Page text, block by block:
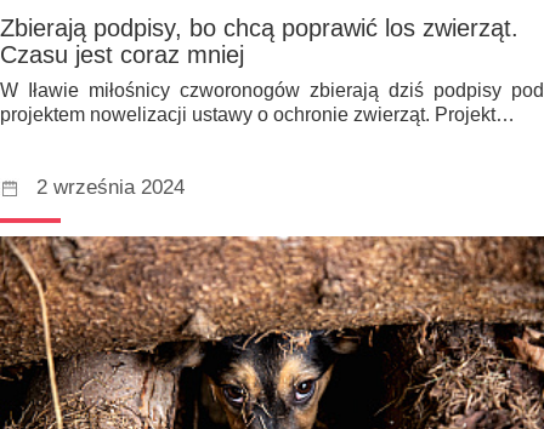
Zbierają podpisy, bo chcą poprawić los zwierząt.
Czasu jest coraz mniej
W Iławie miłośnicy czworonogów zbierają dziś podpisy pod
projektem nowelizacji ustawy o ochronie zwierząt. Projekt…
2 września 2024